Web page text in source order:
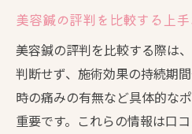
美容鍼の評判を比較する上
美容鍼の評判を比較する際は
判断せず、施術効果の持続期
時の痛みの有無など具体的な
重要です。これらの情報は口